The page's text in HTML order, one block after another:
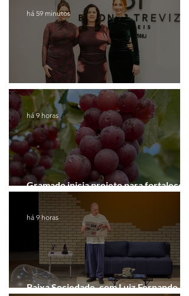
Coluna de |Caxias
há 59 minutos
Gramado inicia projeto para fortalecer a
Rota do Vinho
há 9 horas
Baixa Sociedade, com Luiz Fernando
há 9 horas